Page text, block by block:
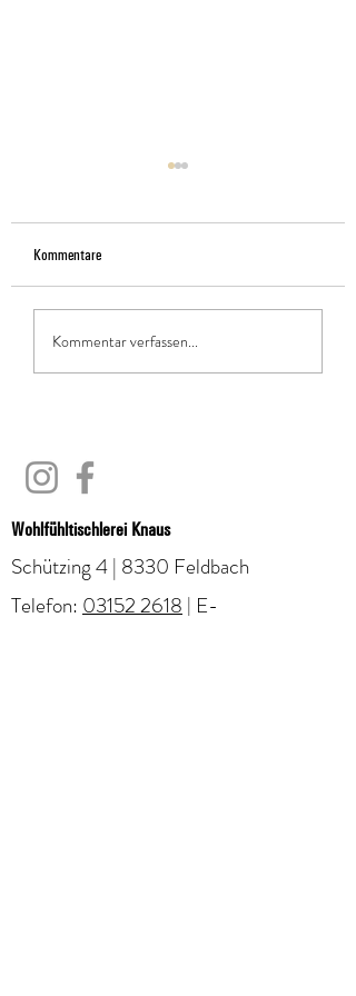
Insektenhotel-Bausatz
Kommentare
Kommentar verfassen...
Wohlfühltischlerei Knaus
Schützing 4 | 8330 Feldbach
Telefon: 03152 2618 | E-